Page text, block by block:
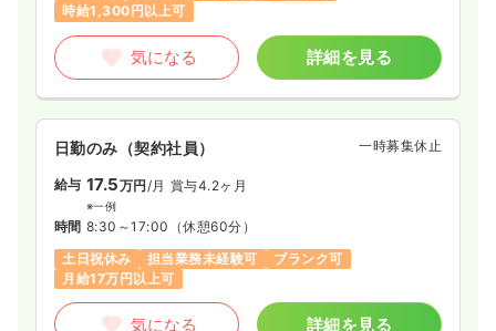
時給1,300円以上可
気になる 詳細を見る
日勤のみ（契約社員） 一時募集休止
給与 17.5万円 /月 賞与4.2ヶ月
※一例
時間 8:30～17:00 （休憩60分）
土日祝休み
担当業務未経験可
ブランク可
月給17万円以上可
気になる 詳細を見る